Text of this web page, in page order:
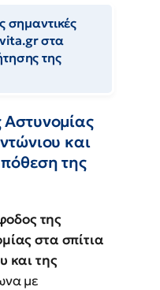
σημαντικές
στα
της
και
της
της
στα σπίτια
και της
με